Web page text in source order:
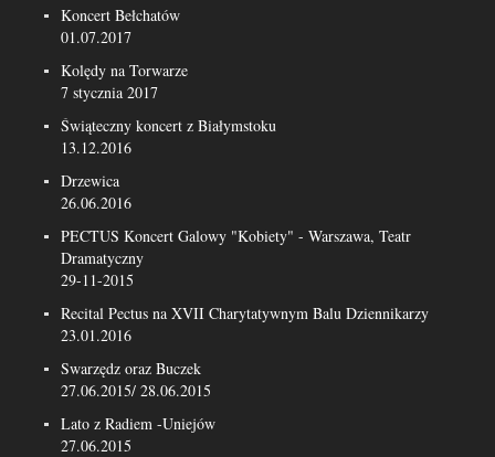
Koncert Bełchatów
01.07.2017
Kolędy na Torwarze
7 stycznia 2017
Świąteczny koncert z Białymstoku
13.12.2016
Drzewica
26.06.2016
PECTUS Koncert Galowy "Kobiety" - Warszawa, Teatr
Dramatyczny
29-11-2015
Recital Pectus na XVII Charytatywnym Balu Dziennikarzy
23.01.2016
Swarzędz oraz Buczek
27.06.2015/ 28.06.2015
Lato z Radiem -Uniejów
27.06.2015